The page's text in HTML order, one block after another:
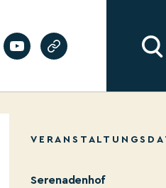
Serenadenhof